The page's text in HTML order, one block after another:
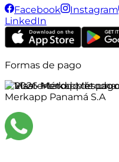
Facebook
Instagram
LinkedIn
Formas de pago
©2026Merkapp es una
Merkapp Panamá S.A